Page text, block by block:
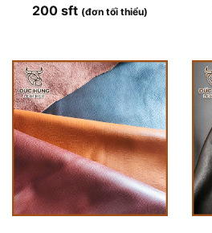
200 sft (đơn tối thiểu)